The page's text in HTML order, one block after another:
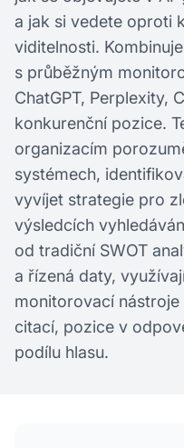
a jak si vedete oproti
viditelnosti.
s průběžným
ChatGPT, Perplexity,
konkurenční pozice.
organizacím
systémech,
vyvíjet strategie pro
výsledcích
od tradiční SWOT
a řízená daty,
monitorovací
citací, pozice v
podílu hlasu.